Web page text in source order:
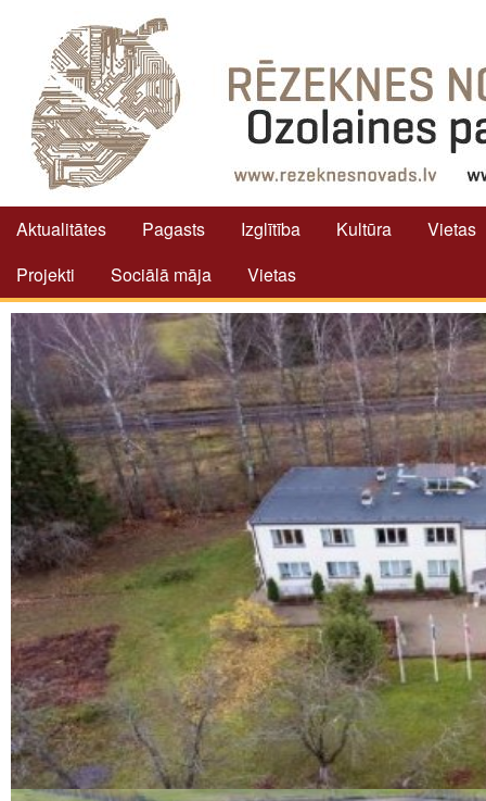
Aktualitātes Pagasts Izglītība Kultūra
Vietas
Projekti
Sociālā māja Vietas